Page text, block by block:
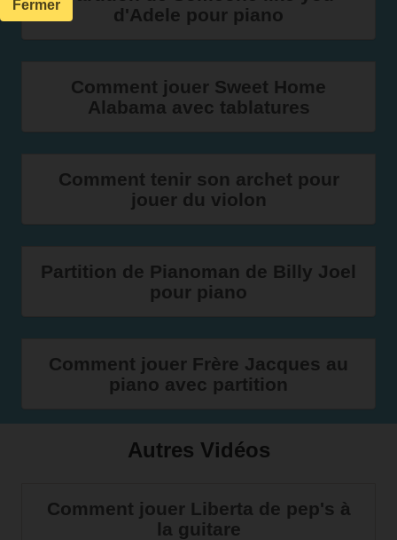
d'Adele pour piano
Comment jouer Sweet Home
Alabama avec tablatures
Comment tenir son archet pour
jouer du violon
Partition de Pianoman de Billy Joel
pour piano
Comment jouer Frère Jacques au
piano avec partition
Autres Vidéos
Comment jouer Liberta de pep's à
la guitare
Fermer